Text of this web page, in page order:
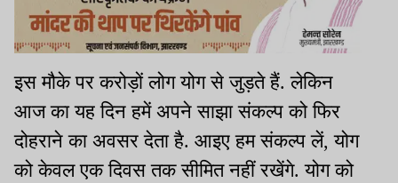
इस मौके पर करोड़ों लोग योग से जुड़ते हैं. लेकिन
आज का यह दिन हमें अपने साझा संकल्प को फिर
दोहराने का अवसर देता है. आइए हम संकल्प लें, योग
को केवल एक दिवस तक सीमित नहीं रखेंगे. योग को